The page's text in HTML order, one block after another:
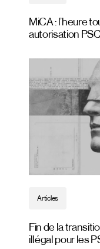
MiCA : l’heure
autorisation
Articles
Fin de la
illégal pour les